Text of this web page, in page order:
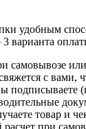
удобным
варианта
самовывозе
с вами,
подписываете
товар и